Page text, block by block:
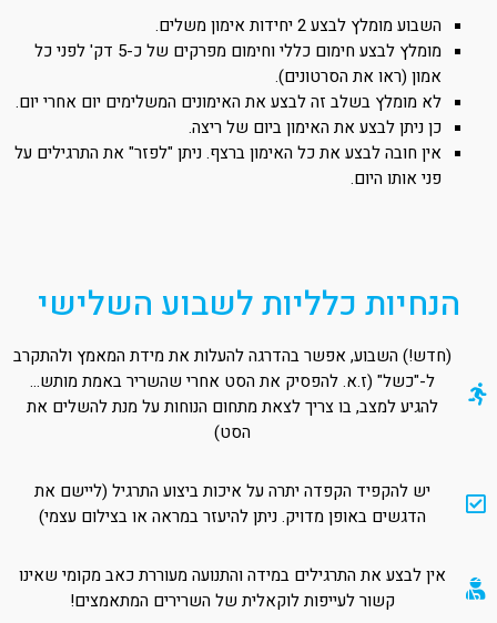
השבוע מומלץ לבצע 2 יחידות אימון משלים.
מומלץ לבצע חימום כללי וחימום מפרקים של כ-5 דק' לפני כל
אמון (ראו את הסרטונים).
לא מומלץ בשלב זה לבצע את האימונים המשלימים יום אחרי יום.
כן ניתן לבצע את האימון ביום של ריצה.
אין חובה לבצע את כל האימון ברצף. ניתן "לפזר" את התרגילים על
פני אותו היום.
הנחיות כלליות לשבוע השלישי
(חדש!) השבוע, אפשר בהדרגה להעלות את מידת המאמץ ולהתקרב
ל-"כשל" (ז.א. להפסיק את הסט אחרי שהשריר באמת מותש...
להגיע למצב, בו צריך לצאת מתחום הנוחות על מנת להשלים את
הסט)
יש להקפיד הקפדה יתרה על איכות ביצוע התרגיל (ליישם את
הדגשים באופן מדויק. ניתן להיעזר במראה או בצילום עצמי)
אין לבצע את התרגילים במידה והתנועה מעוררת כאב מקומי שאינו
קשור לעייפות לוקאלית של השרירים המתאמצים!